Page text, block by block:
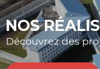
NOS
Découvrez des